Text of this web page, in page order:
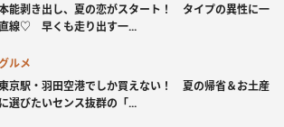
能剥き出し、夏の恋がスタート！ タイプの異性に一
線♡ 早くも走り出す一...
ルメ
京駅・羽田空港でしか買えない！ 夏の帰省＆お土産
に選びたいセンス抜群の「...